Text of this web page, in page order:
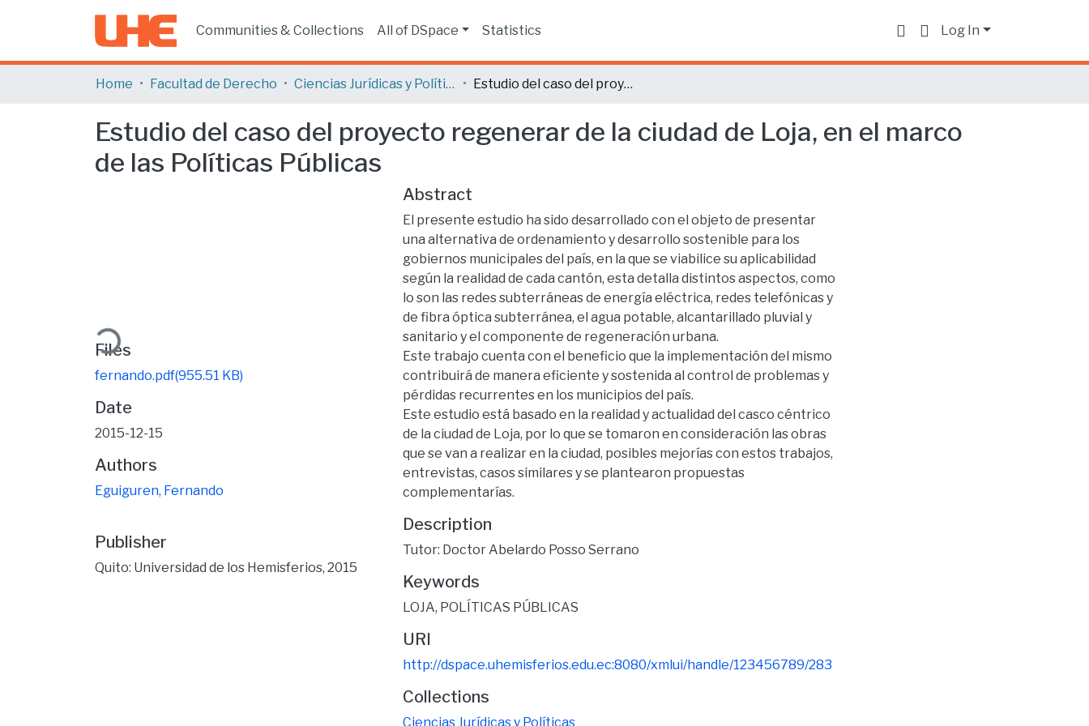
Communities & Collections All of DSpace Statistics Log In
Home Facultad de Derecho Ciencias Jurídicas y Políticas Estudio del caso del proyecto regenerar de la ciudad de Loja, en el marco de las Políticas Públicas
Estudio del caso del proyecto regenerar de la ciudad de Loja, en el marco
de las Políticas Públicas
Loading...
Files
fernando.pdf(955.51 KB)
Date
2015-12-15
Authors
Eguiguren, Fernando
Publisher
Quito: Universidad de los Hemisferios, 2015
Abstract
El presente estudio ha sido desarrollado con el objeto de presentar
una alternativa de ordenamiento y desarrollo sostenible para los
gobiernos municipales del país, en la que se viabilice su aplicabilidad
según la realidad de cada cantón, esta detalla distintos aspectos, como
lo son las redes subterráneas de energía eléctrica, redes telefónicas y
de fibra óptica subterránea, el agua potable, alcantarillado pluvial y
sanitario y el componente de regeneración urbana.
Este trabajo cuenta con el beneficio que la implementación del mismo
contribuirá de manera eficiente y sostenida al control de problemas y
pérdidas recurrentes en los municipios del país.
Este estudio está basado en la realidad y actualidad del casco céntrico
de la ciudad de Loja, por lo que se tomaron en consideración las obras
que se van a realizar en la ciudad, posibles mejorías con estos trabajos,
entrevistas, casos similares y se plantearon propuestas
complementarías.
Description
Tutor: Doctor Abelardo Posso Serrano
Keywords
LOJA, POLÍTICAS PÚBLICAS
URI
http://dspace.uhemisferios.edu.ec:8080/xmlui/handle/123456789/283
Collections
Ciencias Jurídicas y Políticas